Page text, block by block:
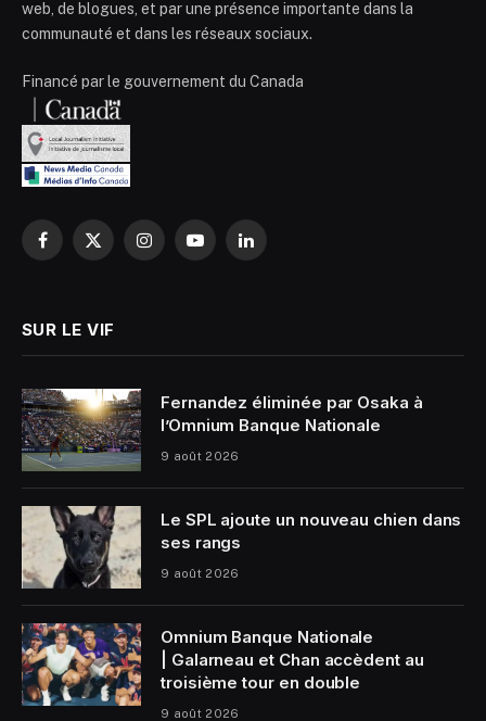
web, de blogues, et par une présence importante dans la
communauté et dans les réseaux sociaux.
Financé par le gouvernement du Canada
Facebook
X
InstagramYouTubeLinkedIn
SUR LE VIF
Fernandez éliminée par Osaka à
l’Omnium Banque Nationale
9 août 2026
Le SPL ajoute un nouveau chien dans
ses rangs
9 août 2026
Omnium Banque Nationale
| Galarneau et Chan accèdent au
troisième tour en double
9 août 2026